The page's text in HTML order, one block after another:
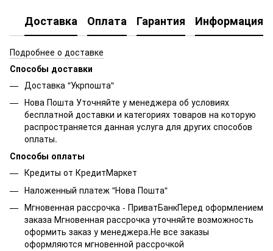
Доставка Оплата Гарантия Информация
Подробнее о доставке
Способы доставки
Доставка "Укрпошта"
Нова Пошта Уточняйте у менеджера об условиях
бесплатной доставки и категориях товаров на которую
распространяется данная услуга для других способов
оплаты.
Способы оплаты
Кредиты от КредитМаркет
Наложенный платеж "Нова Пошта"
Мгновенная рассрочка - ПриватБанкПеред оформлением
заказа Мгновенная рассрочка уточняйте возможность
оформить заказ у менеджера.Не все заказы
оформляются мгновенной рассрочкой